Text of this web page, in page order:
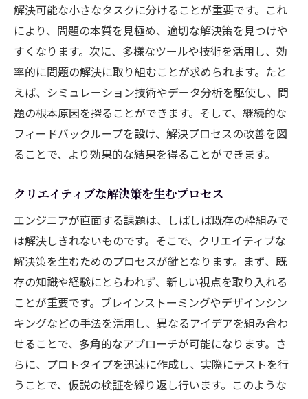
解決可能な小さなタスクに分けることが重要です。これ
により、問題の本質を見極め、適切な解決策を見つけや
すくなります。次に、多様なツールや技術を活用し、効
率的に問題の解決に取り組むことが求められます。たと
えば、シミュレーション技術やデータ分析を駆使し、問
題の根本原因を探ることができます。そして、継続的な
フィードバックループを設け、解決プロセスの改善を図
ることで、より効果的な結果を得ることができます。
クリエイティブな解決策を生むプロセス
エンジニアが直面する課題は、しばしば既存の枠組みで
は解決しきれないものです。そこで、クリエイティブな
解決策を生むためのプロセスが鍵となります。まず、既
存の知識や経験にとらわれず、新しい視点を取り入れる
ことが重要です。ブレインストーミングやデザインシン
キングなどの手法を活用し、異なるアイデアを組み合わ
せることで、多角的なアプローチが可能になります。さ
らに、プロトタイプを迅速に作成し、実際にテストを行
うことで、仮説の検証を繰り返し行います。このような